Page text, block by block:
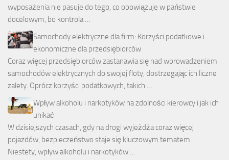
wyposażenia nie pasuje do tego, co obowiązuje w państwie
docelowym, bo kontrola …
Samochody elektryczne dla firm: Korzyści podatkowe i
ekonomiczne dla przedsiębiorców
Coraz więcej przedsiębiorców zastanawia się nad wprowadzeniem
samochodów elektrycznych do swojej floty, dostrzegając ich liczne
zalety. Oprócz korzyści podatkowych, takich …
Wpływ alkoholu i narkotyków na zdolności kierowcy i jak ich
unikać
W dzisiejszych czasach, gdy na drogi wyjeżdża coraz więcej
pojazdów, bezpieczeństwo staje się kluczowym tematem.
Niestety, wpływ alkoholu i narkotyków …